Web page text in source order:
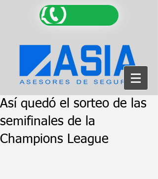
Así quedó el sorteo de las
semifinales de la
Champions League